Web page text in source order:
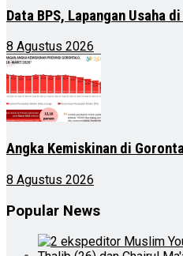
Data BPS, Lapangan Usaha
8 Agustus 2026
Angka Kemiskinan di
8 Agustus 2026
Popular News